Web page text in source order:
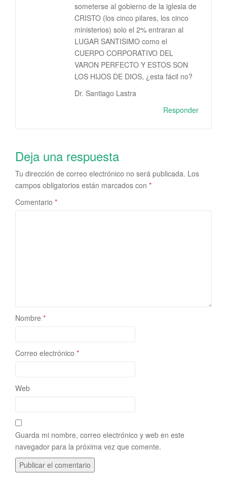
someterse al gobierno de la iglesia de
CRISTO (los cinco pilares, los cinco
ministerios) solo el 2% entraran al
LUGAR SANTISIMO como el
CUERPO CORPORATIVO DEL
VARON PERFECTO Y ESTOS SON
LOS HIJOS DE DIOS, ¿esta fácil no?
Dr. Santiago Lastra
Responder
Deja una respuesta
Tu dirección de correo electrónico no será publicada. Los
campos obligatorios están marcados con *
Comentario *
Nombre *
Correo electrónico *
Web
Guarda mi nombre, correo electrónico y web en este
navegador para la próxima vez que comente.